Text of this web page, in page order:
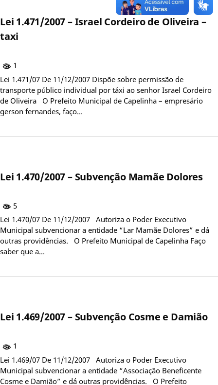
Lei 1.471/2007 – Israel Cordeiro de Oliveira –
taxi
1
Lei 1.471/07 De 11/12/2007 Dispõe sobre permissão de
transporte público individual por táxi ao senhor Israel Cordeiro
de Oliveira O Prefeito Municipal de Capelinha – empresário
gerson fernandes, faço…
Lei 1.470/2007 – Subvenção Mamãe Dolores
5
Lei 1.470/07 De 11/12/2007 Autoriza o Poder Executivo
Municipal subvencionar a entidade “Lar Mamãe Dolores” e dá
outras providências. O Prefeito Municipal de Capelinha Faço
saber que a…
Lei 1.469/2007 – Subvenção Cosme e Damião
1
Lei 1.469/07 De 11/12/2007 Autoriza o Poder Executivo
Municipal subvencionar a entidade “Associação Beneficente
Cosme e Damião” e dá outras providências. O Prefeito